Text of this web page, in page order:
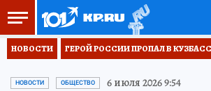
НОВОСТИ ГЕРОЙ РОССИИ ПРОПАЛ В
НОВОСТИ ОБЩЕСТВО 6 июля 2026 9:54